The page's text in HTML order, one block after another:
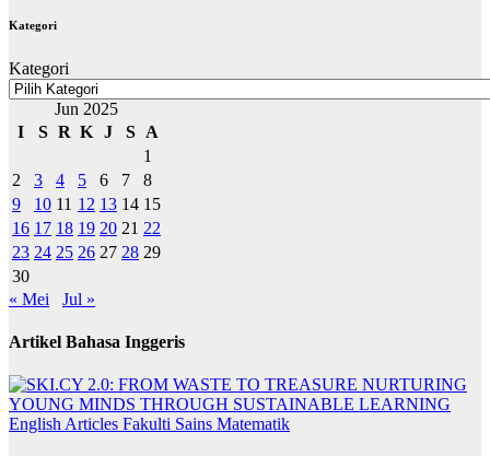
Kategori
Kategori
Jun 2025
I
S R K J S
A
1
2
3 4 5 6 7
8
9
10 11 12 13 14 15
16 17 18 19 20 21 22
23 24 25 26 27 28 29
30
« Mei
Jul »
Artikel Bahasa Inggeris
English Articles Fakulti Sains Matematik